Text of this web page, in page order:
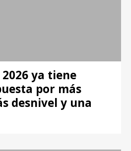
ya tiene
por más
desnivel y una